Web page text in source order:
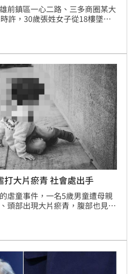
前鎮區一心二路、三多商圈某大
許，30歲張姓女子從18樓墜落
邊緊握一件式睡袍。47歲呂姓同
9時許，檢方進行解剖要釐清死
，僅看一眼就走，整個過程短短
回應：不知道、不清楚，也與女
打大片瘀青 社會處出手
虐童事件，一名5歲男童遭母親
頭部出現大片瘀青，腹部也見到